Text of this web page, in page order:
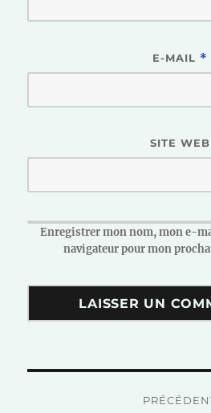
E-MAIL *
SITE WEB
Enregistrer mon nom, mon e-
navigateur pour mon